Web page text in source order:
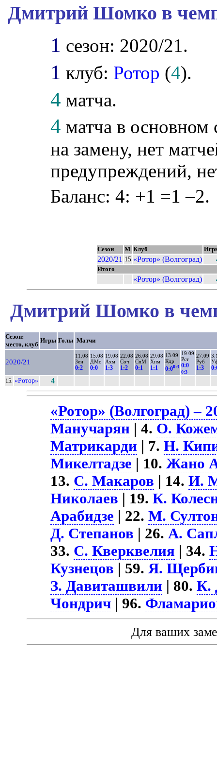
Дмитрий Шомко в
1 сезон: 2020/21.
1 клуб: Ротор (4).
4 матча.
4 матча в основном
на замену, нет
предупреждений,
Баланс: 4: +1 =1 –2.
Сезон М Клуб
2020/21 15 «Ротор» (Волгоград)
Итого
«Ротор» (Волгоград)
Дмитрий Шомко в
Сезон:
место, клуб
Игры Голы Матчи
2020/21
11.08
Зен
0:2
15.08
ДМо
0:0
19.08
Ахм
1:3
22.08
Соч
1:2
26.08
СпМ
0:1
29.08
Хим
1:1
13.09
Кдр
0:00:3
19.09
Рст
0:0
0:3
27.09
Руб
1:3
15. «Ротор» 4
«Ротор» (Волгоград) –
Манучарян | 4. О.
Матрикарди | 7.Н.
Микелтадзе | 10.Жано
13. С. Макаров | 14.И.
Николаев | 19.К.
Арабидзе | 22.М.
Д. Степанов | 26.А.
33. С. Кверквелия | 34.
Кузнецов | 59.Я.
З. Давиташвили | 80.К.
Чондрич | 96.
Для ваших